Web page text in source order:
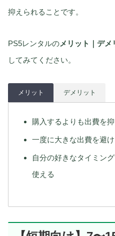
抑えられることです。
PS5レンタルのメリット｜デメ
してみてください。
メリット デメリット
購入するよりも出費を
一度に大きな出費を避
自分の好きなタイミン
使える